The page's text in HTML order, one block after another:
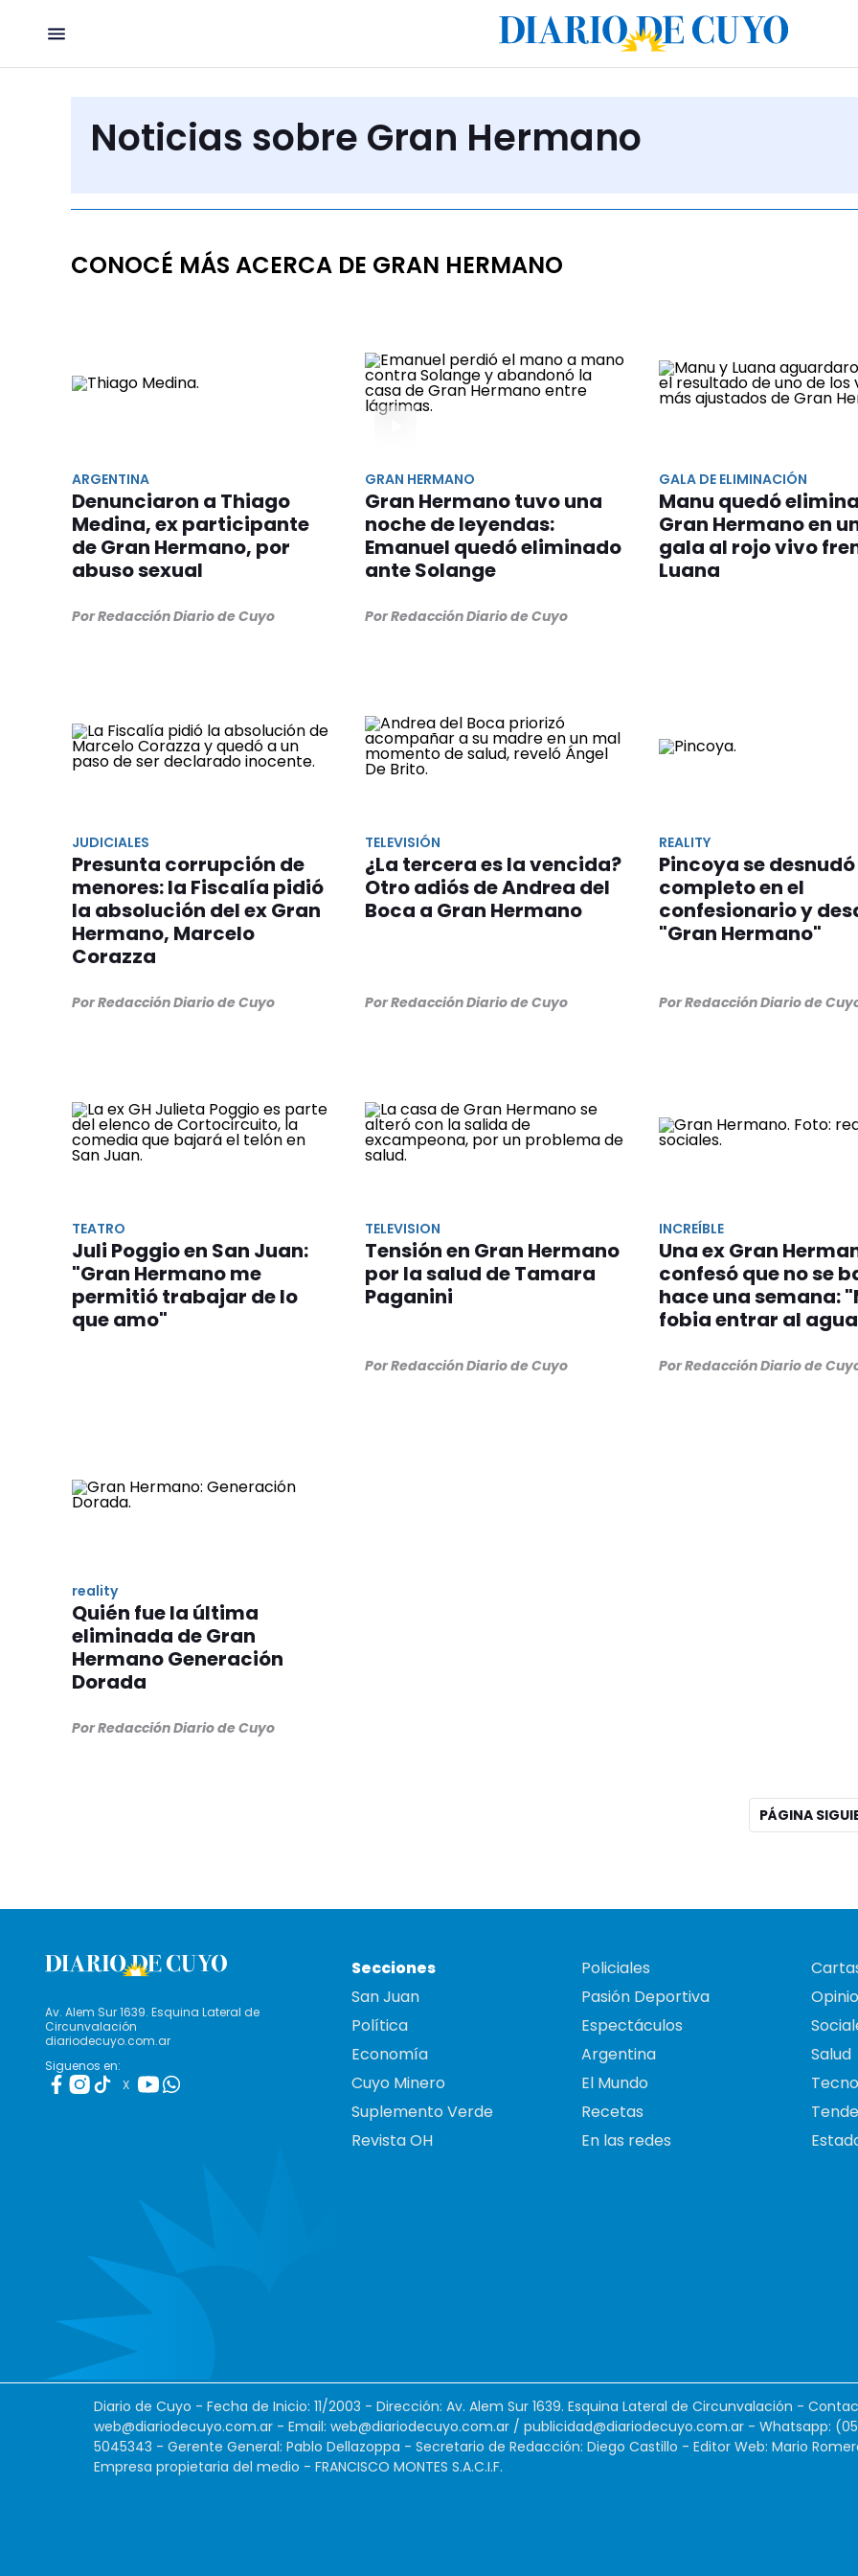
Noticias sobre Gran Hermano
CONOCÉ MÁS ACERCA DE GRAN HERMANO
ARGENTINA
Denunciaron a Thiago
Medina, ex participante
de Gran Hermano, por
abuso sexual
Por Redacción Diario de Cuyo
GRAN HERMANO
Gran Hermano tuvo una
noche de leyendas:
Emanuel quedó eliminado
ante Solange
Por Redacción Diario de Cuyo
GALA DE ELIMINACIÓN
Manu quedó
Gran Hermano en
gala al rojo vivo
Luana
JUDICIALES
Presunta corrupción de
menores: la Fiscalía pidió
la absolución del ex Gran
Hermano, Marcelo
Corazza
Por Redacción Diario de Cuyo
TELEVISIÓN
¿La tercera es la vencida?
Otro adiós de Andrea del
Boca a Gran Hermano
Por Redacción Diario de Cuyo
REALITY
Pincoya se
completo en el
confesionario y
"Gran Hermano"
Por Redacción Diario de
TEATRO
Juli Poggio en San Juan:
"Gran Hermano me
permitió trabajar de lo
que amo"
TELEVISION
Tensión en Gran Hermano
por la salud de Tamara
Paganini
Por Redacción Diario de Cuyo
INCREÍBLE
Una ex Gran
confesó que no se
hace una semana:
fobia entrar al
Por Redacción Diario de
reality
Quién fue la última
eliminada de Gran
Hermano Generación
Dorada
Por Redacción Diario de Cuyo
PÁGINA
Av. Alem Sur 1639. Esquina Lateral de
Circunvalación
diariodecuyo.com.ar
Siguenos en:
X
Secciones
San Juan
Política
Economía
Cuyo Minero
Suplemento Verde
Revista OH
Policiales
Pasión Deportiva
Espectáculos
Argentina
El Mundo
Recetas
En las redes
Salud
Diario de Cuyo - Fecha de Inicio: 11/2003 - Dirección: Av. Alem Sur 1639. Esquina Lateral de Circunvalación -
web@diariodecuyo.com.ar - Email: web@diariodecuyo.com.ar / publicidad@diariodecuyo.com.ar - Whatsapp:
5045343 - Gerente General: Pablo Dellazoppa - Secretario de Redacción: Diego Castillo - Editor Web: Mario
Empresa propietaria del medio - FRANCISCO MONTES S.A.C.I.F.